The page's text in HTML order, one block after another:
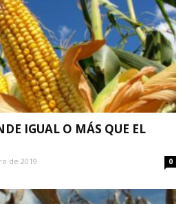
IGUAL O MÁS QUE EL
de 2019 0